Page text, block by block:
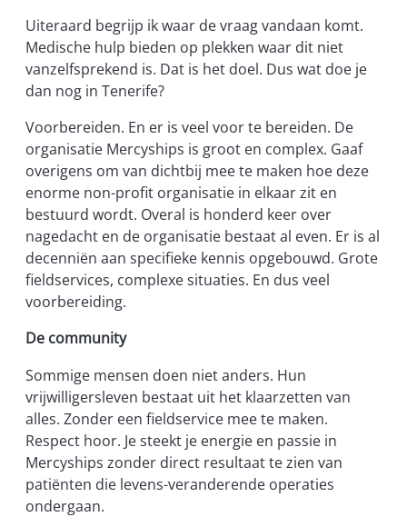
Uiteraard begrijp ik waar de vraag vandaan komt.
Medische hulp bieden op plekken waar dit niet
vanzelfsprekend is. Dat is het doel. Dus wat doe je
dan nog in Tenerife?
Voorbereiden. En er is veel voor te bereiden. De
organisatie Mercyships is groot en complex. Gaaf
overigens om van dichtbij mee te maken hoe deze
enorme non-profit organisatie in elkaar zit en
bestuurd wordt. Overal is honderd keer over
nagedacht en de organisatie bestaat al even. Er is al
decenniën aan specifieke kennis opgebouwd. Grote
fieldservices, complexe situaties. En dus veel
voorbereiding.
De community
Sommige mensen doen niet anders. Hun
vrijwilligersleven bestaat uit het klaarzetten van
alles. Zonder een fieldservice mee te maken.
Respect hoor. Je steekt je energie en passie in
Mercyships zonder direct resultaat te zien van
patiënten die levens-veranderende operaties
ondergaan.